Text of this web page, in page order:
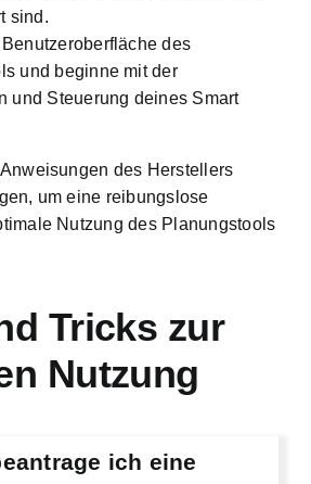
sind.
des
und beginne mit der
und Steuerung deines Smart
des Herstellers
um eine reibungslose
Nutzung des Planungstools
Tricks zur
Nutzung
ich eine